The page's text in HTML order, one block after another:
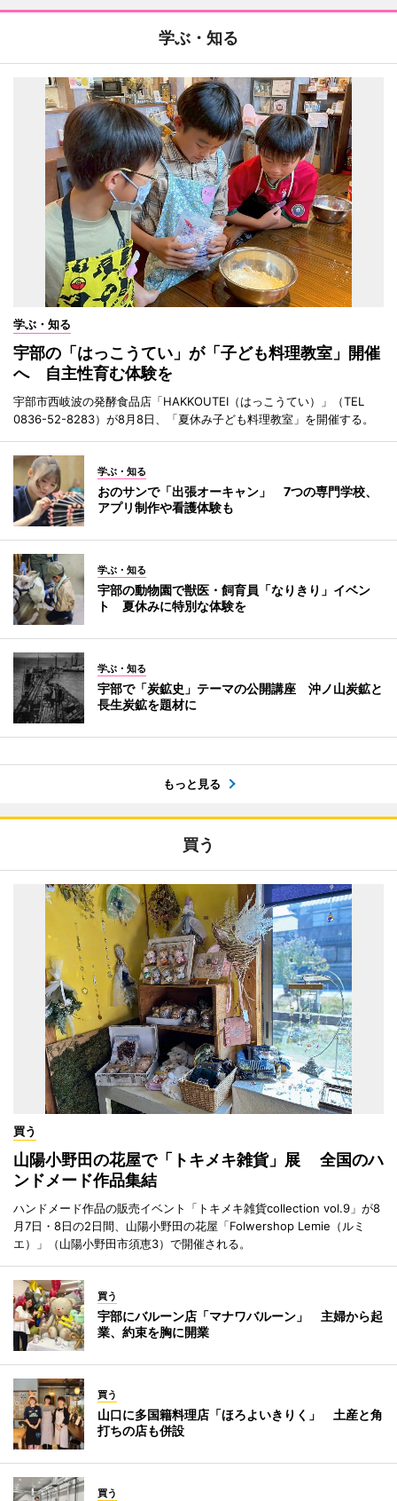
学ぶ・知る
学ぶ・知る
宇部の「はっこうてい」が「子ども料理教室」開催
へ 自主性育む体験を
宇部市西岐波の発酵食品店「HAKKOUTEI（はっこうてい）」（TEL
0836-52-8283）が8月8日、「夏休み子ども料理教室」を開催する。
学ぶ・知る
おのサンで「出張オーキャン」 7つの専門学校、
アプリ制作や看護体験も
学ぶ・知る
宇部の動物園で獣医・飼育員「なりきり」イベン
ト 夏休みに特別な体験を
学ぶ・知る
宇部で「炭鉱史」テーマの公開講座 沖ノ山炭鉱と
長生炭鉱を題材に
もっと見る
買う
買う
山陽小野田の花屋で「トキメキ雑貨」展 全国のハ
ンドメード作品集結
ハンドメード作品の販売イベント「トキメキ雑貨collection vol.9」が8
月7日・8日の2日間、山陽小野田の花屋「Folwershop Lemie（ルミ
エ）」（山陽小野田市須恵3）で開催される。
買う
宇部にバルーン店「マナワバルーン」 主婦から起
業、約束を胸に開業
買う
山口に多国籍料理店「ほろよいきりく」 土産と角
打ちの店も併設
買う